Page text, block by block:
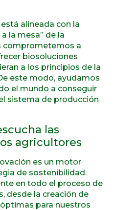
alineada con la
la mesa” de la
comprometemos a
biosoluciones
a los principios de la
este modo, ayudamos
el mundo a conseguir
sistema de producción
las
agricultores
es un motor
de sostenibilidad.
en todo el proceso de
desde la creación de
para nuestros